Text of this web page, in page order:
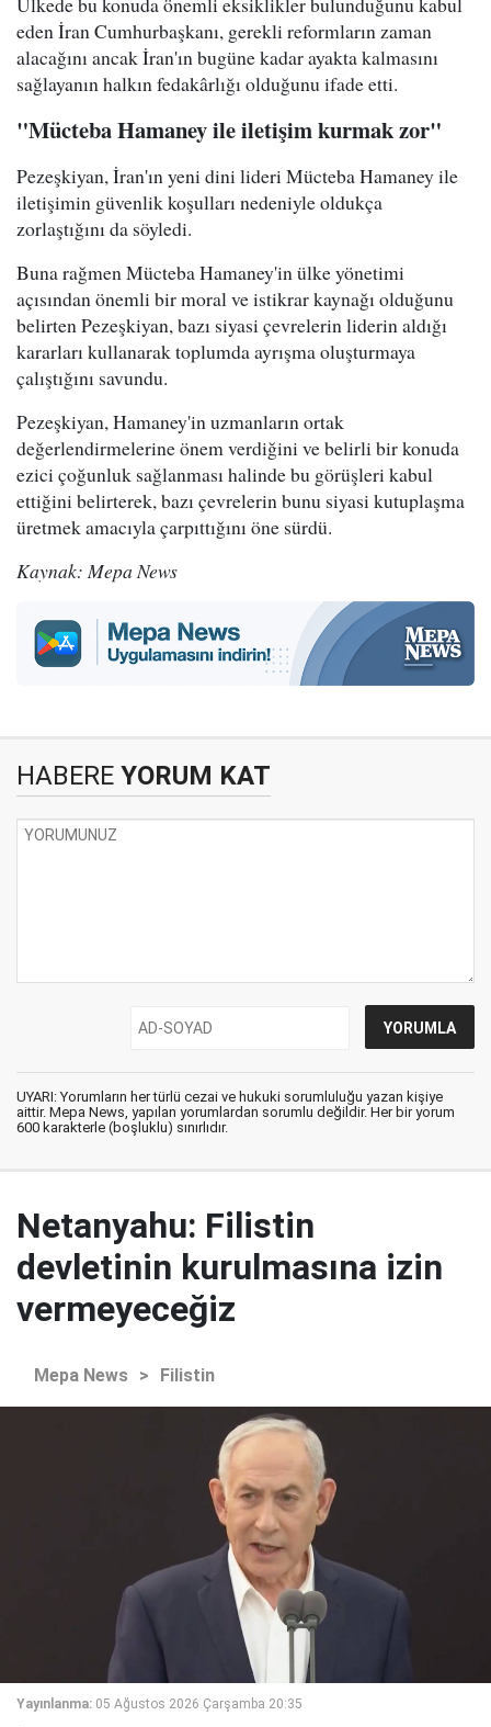
eden İran Cumhurbaşkanı, gerekli reformların zaman
alacağını ancak İran'ın bugüne kadar ayakta kalmasını
sağlayanın halkın fedakârlığı olduğunu ifade etti.
"Mücteba Hamaney ile iletişim kurmak zor"
Pezeşkiyan, İran'ın yeni dini lideri Mücteba Hamaney ile
iletişimin güvenlik koşulları nedeniyle oldukça
zorlaştığını da söyledi.
Buna rağmen Mücteba Hamaney'in ülke yönetimi
açısından önemli bir moral ve istikrar kaynağı olduğunu
belirten Pezeşkiyan, bazı siyasi çevrelerin liderin aldığı
kararları kullanarak toplumda ayrışma oluşturmaya
çalıştığını savundu.
Pezeşkiyan, Hamaney'in uzmanların ortak
değerlendirmelerine önem verdiğini ve belirli bir konuda
ezici çoğunluk sağlanması halinde bu görüşleri kabul
ettiğini belirterek, bazı çevrelerin bunu siyasi kutuplaşma
üretmek amacıyla çarpıttığını öne sürdü.
Kaynak: Mepa News
HABERE YORUM KAT
UYARI: Yorumların her türlü cezai ve hukuki sorumluluğu yazan kişiye
aittir. Mepa News, yapılan yorumlardan sorumlu değildir. Her bir yorum
600 karakterle (boşluklu) sınırlıdır.
Netanyahu: Filistin
devletinin kurulmasına izin
vermeyeceğiz
Mepa News > Filistin
Yayınlanma: 05 Ağustos 2026 Çarşamba 20:35